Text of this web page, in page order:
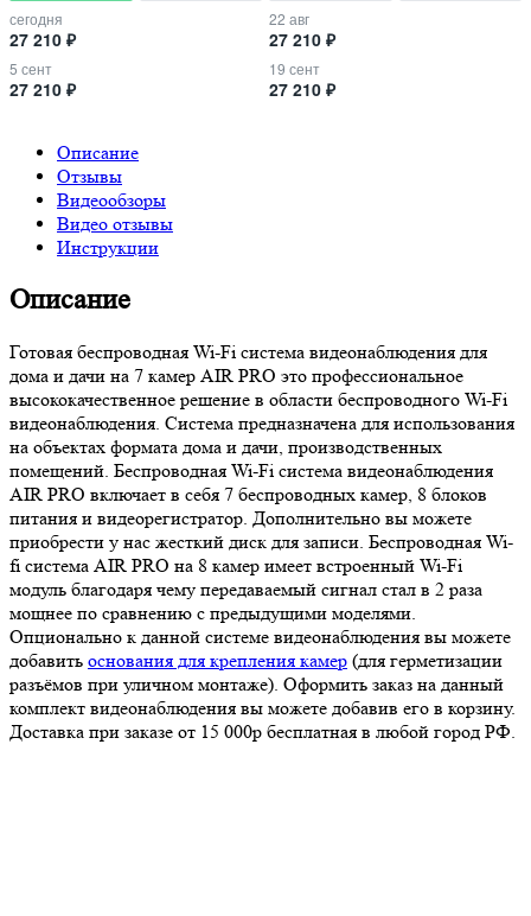
сегодня
27 210 ₽
22 авг
27 210 ₽
5 сент
27 210 ₽
19 сент
27 210 ₽
Описание
Отзывы
Видеообзоры
Видео отзывы
Инструкции
Описание
Готовая беспроводная Wi-Fi система видеонаблюдения для
дома и дачи на 7 камер AIR PRO это профессиональное
высококачественное решение в области беспроводного Wi-Fi
видеонаблюдения. Система предназначена для использования
на объектах формата дома и дачи, производственных
помещений. Беспроводная Wi-Fi система видеонаблюдения
AIR PRO включает в себя 7 беспроводных камер, 8 блоков
питания и видеорегистратор. Дополнительно вы можете
приобрести у нас жесткий диск для записи. Беспроводная Wi-
fi система AIR PRO на 8 камер имеет встроенный Wi-Fi
модуль благодаря чему передаваемый сигнал стал в 2 раза
мощнее по сравнению с предыдущими моделями.
Опционально к данной системе видеонаблюдения вы можете
добавить основания для крепления камер (для герметизации
разъёмов при уличном монтаже). Оформить заказ на данный
комплект видеонаблюдения вы можете добавив его в корзину.
Доставка при заказе от 15 000р бесплатная в любой город РФ.